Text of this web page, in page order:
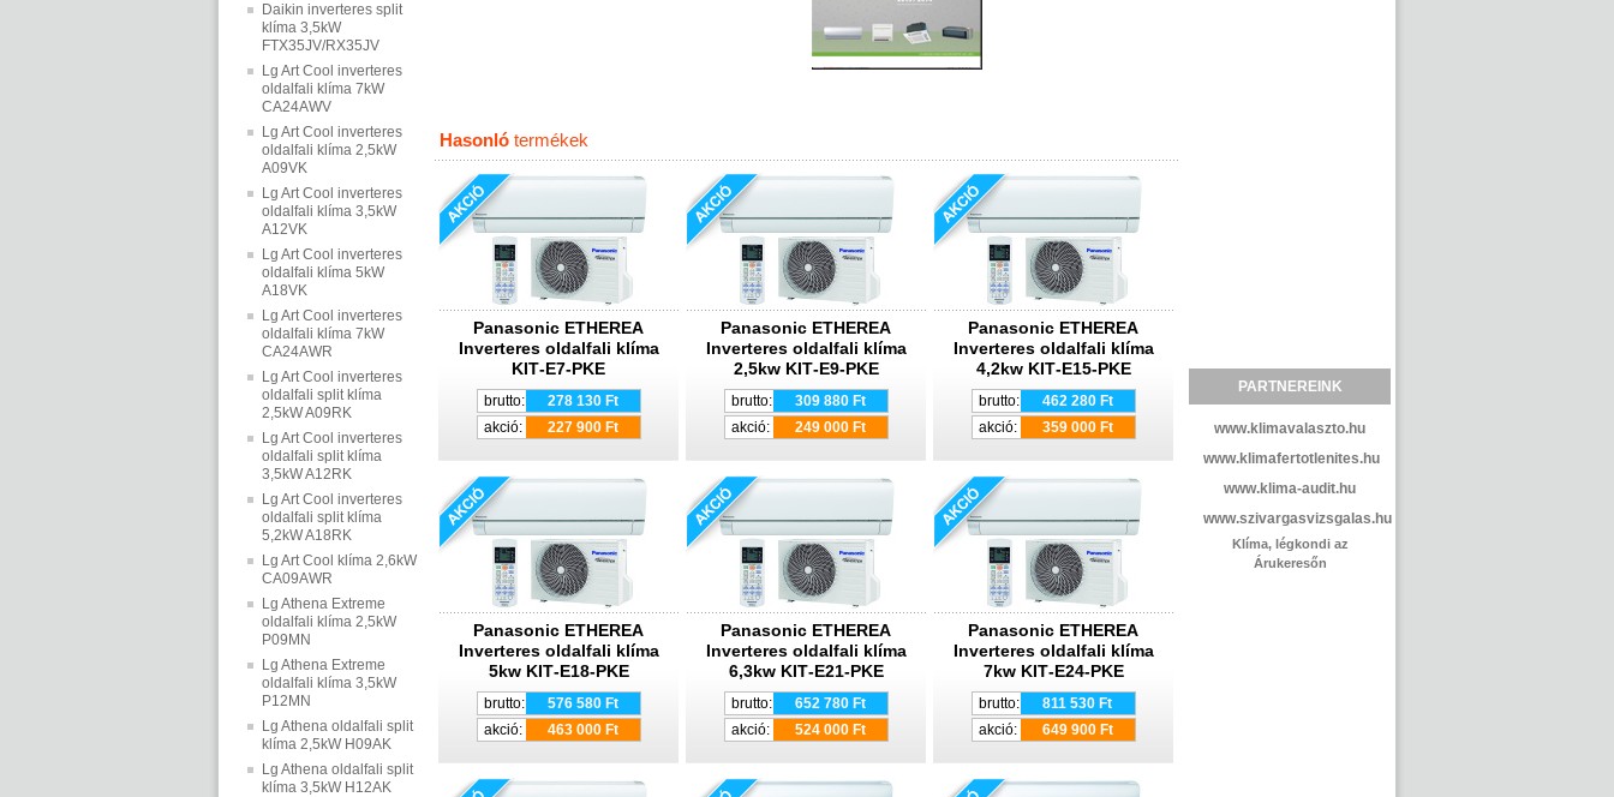
Daikin inverteres split
klíma 3,5kW
FTX35JV/RX35JV
Lg Art Cool inverteres
oldalfali klíma 7kW
CA24AWV
Lg Art Cool inverteres
oldalfali klíma 2,5kW
A09VK
Lg Art Cool inverteres
oldalfali klíma 3,5kW
A12VK
Lg Art Cool inverteres
oldalfali klíma 5kW
A18VK
Lg Art Cool inverteres
oldalfali klíma 7kW
CA24AWR
Lg Art Cool inverteres
oldalfali split klíma
2,5kW A09RK
Lg Art Cool inverteres
oldalfali split klíma
3,5kW A12RK
Lg Art Cool inverteres
oldalfali split klíma
5,2kW A18RK
Lg Art Cool klíma 2,6kW
CA09AWR
Lg Athena Extreme
oldalfali klíma 2,5kW
P09MN
Lg Athena Extreme
oldalfali klíma 3,5kW
P12MN
Lg Athena oldalfali split
klíma 2,5kW H09AK
Lg Athena oldalfali split
klíma 3,5kW H12AK
Hasonló termékek
Panasonic ETHEREA
Inverteres oldalfali klíma
KIT‐E7‐PKE
brutto:
278 130 Ft
akció:
227 900 Ft
Panasonic ETHEREA
Inverteres oldalfali klíma
2,5kw KIT‐E9‐PKE
brutto:
309 880 Ft
akció:
249 000 Ft
Panasonic ETHEREA
Inverteres oldalfali klíma
4,2kw KIT‐E15‐PKE
brutto:
462 280 Ft
akció:
359 000 Ft
Panasonic ETHEREA
Inverteres oldalfali klíma
5kw KIT‐E18‐PKE
brutto:
576 580 Ft
akció:
463 000 Ft
Panasonic ETHEREA
Inverteres oldalfali klíma
6,3kw KIT‐E21‐PKE
brutto:
652 780 Ft
akció:
524 000 Ft
Panasonic ETHEREA
Inverteres oldalfali klíma
7kw KIT‐E24‐PKE
brutto:
811 530 Ft
akció:
649 900 Ft
PARTNEREINK
www.klimavalaszto.hu
www.klimafertotlenites.hu
www.klima-audit.hu
www.szivargasvizsgalas.hu
Klíma, légkondi az
Árukeresőn